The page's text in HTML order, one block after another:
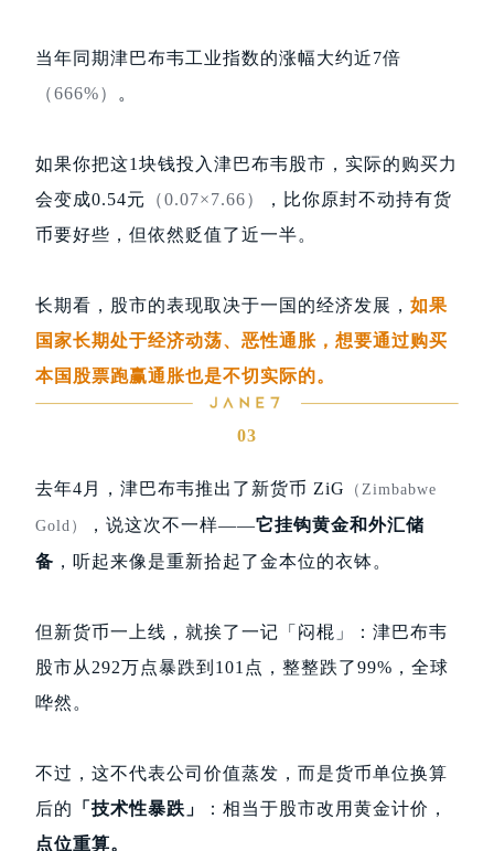
当年同期津巴布韦工业指数的涨幅大约近7倍
（666%）
。
如果你把这1块钱投入津巴布韦股市，实际的购买力
会变成0.54元
（0.07×7.66）
，比你原封不动持有货
币要好些，但依然贬值了近一半。
长期看，股市的表现取决于一国的经济发展， 如果
国家长期处于经济动荡、恶性通胀，想要通过购买
本国股票跑赢通胀也是不切实际的。
03
去年4月，津巴布韦推出了新货币 ZiG （Zimbabwe
Gold） ，说这次不一样——它挂钩黄金和外汇储
备 ，听起来像是重新拾起了金本位的衣钵。
但新货币一上线，就挨了一记「闷棍」：津巴布韦
股市从292万点暴跌到101点，整整跌了99%，全球
哗然。
不过，这不代表公司价值蒸发，而是货币单位换算
后的
「技术性暴跌」
：相当于股市改用黄金计价，
点位重算。